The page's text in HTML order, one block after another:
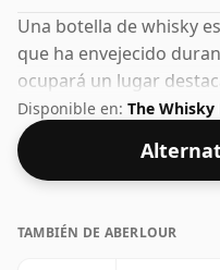
Una botella de whisky
que ha envejecido
ocupará un lugar
Disponible en: The Whisky
TAMBIÉN DE ABERLOUR